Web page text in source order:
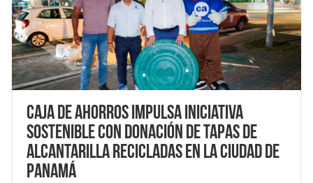
Caja de Ahorros impulsa iniciativa
sostenible con donación de tapas de
alcantarilla recicladas en la ciudad de
Panamá